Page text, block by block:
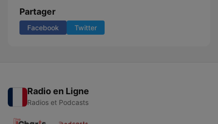
Partager
Facebook Twitter
Radio en Ligne
Radios et Podcasts